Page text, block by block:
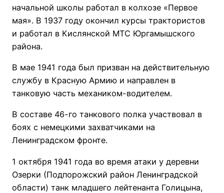
начальной школы работал в колхозе «Первое
мая». В 1937 году окончил курсы трактористов
и работал в Кислянской МТС Юргамышского
района.
В мае 1941 года был призван на действительную
службу в Красную Армию и направлен в
танковую часть механиком-водителем.
В составе 46-го танкового полка участвовал в
боях с немецкими захватчиками на
Ленинградском фронте.
1 октября 1941 года во время атаки у деревни
Озерки (Подпорожский район Ленинградской
области) танк младшего лейтенанта Голицына,